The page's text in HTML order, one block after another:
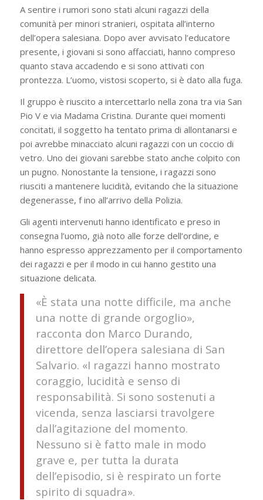
A sentire i rumori sono stati alcuni ragazzi della
comunità per minori stranieri, ospitata all’interno
dell’opera salesiana. Dopo aver avvisato l’educatore
presente, i giovani si sono affacciati, hanno compreso
quanto stava accadendo e si sono attivati con
prontezza. L’uomo, vistosi scoperto, si è dato alla fuga.
Il gruppo è riuscito a intercettarlo nella zona tra via San
Pio V e via Madama Cristina. Durante quei momenti
concitati, il soggetto ha tentato prima di allontanarsi e
poi avrebbe minacciato alcuni ragazzi con un coccio di
vetro. Uno dei giovani sarebbe stato anche colpito con
un pugno. Nonostante la tensione, i ragazzi sono
riusciti a mantenere lucidità, evitando che la situazione
degenerasse, f ino all’arrivo della Polizia.
Gli agenti intervenuti hanno identificato e preso in
consegna l’uomo, già noto alle forze dell’ordine, e
hanno espresso apprezzamento per il comportamento
dei ragazzi e per il modo in cui hanno gestito una
situazione delicata.
«È stata una notte difficile, ma anche
una notte di grande orgoglio»,
racconta don Marco Durando,
direttore dell’opera salesiana di San
Salvario. «I ragazzi hanno mostrato
coraggio, lucidità e senso di
responsabilità. Si sono sostenuti a
vicenda, senza lasciarsi travolgere
dall’agitazione del momento.
Nessuno si è fatto male in modo
grave e, per tutta la durata
dell’episodio, si è respirato un forte
spirito di squadra».